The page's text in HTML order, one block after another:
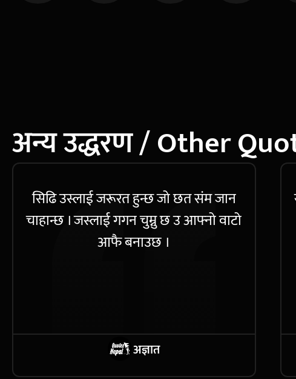
अन्य उद्धरण / Other
सिढि उस्लाई जरूरत हुन्छ जो छत संम जान
चाहान्छ । जस्लाई गगन चुम्नु छ उ आफ्नो वाटो
आफै बनाउछ ।
अज्ञात